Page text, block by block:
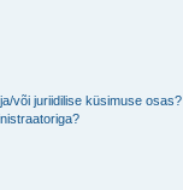
või juriidilise küsimuse osas?